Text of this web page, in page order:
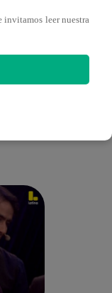
invitamos leer nuestra